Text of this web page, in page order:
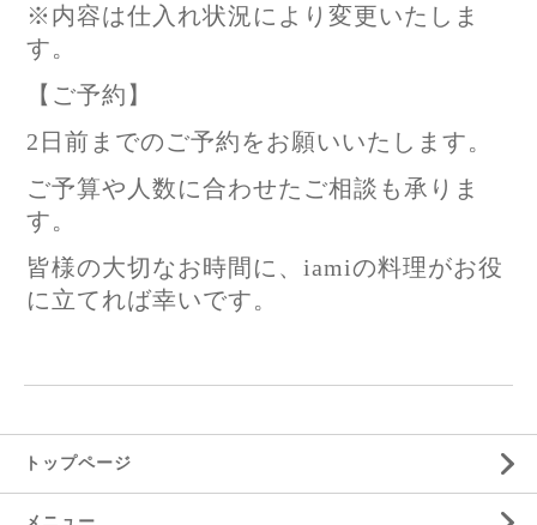
※内容は仕入れ状況により変更いたしま
す。
【ご予約】
2日前までのご予約をお願いいたします。
ご予算や人数に合わせたご相談も承りま
す。
皆様の大切なお時間に、iamiの料理がお役
に立てれば幸いです。
トップページ